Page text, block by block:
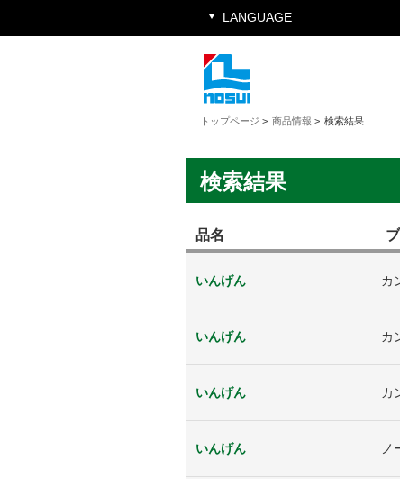
トップページ > 商品情報 > 検索結果
検索結果
品名
いんげん カ
いんげん カ
いんげん カ
いんげん ノ
LANGUAGE